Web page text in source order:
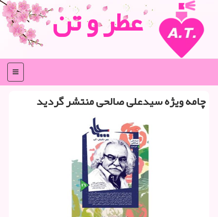
عطر و تن
منو
چامه ویژه سیدعلی صالحی منتشر گردید